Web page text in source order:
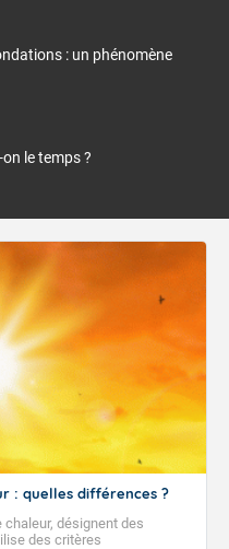
: un phénomène
le temps ?
: quelles différences ?
désignent des
des critères